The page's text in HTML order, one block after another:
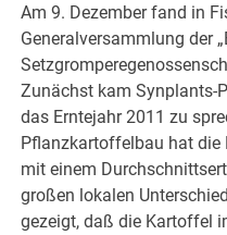
Am 9. Dezember fand in
Generalversammlung der
Zunächst kam Synplants-
das Erntejahr 2011 zu
Pflanzkartoffelbau hat die
mit einem
großen lokalen
gezeigt, daß die Kartoffel